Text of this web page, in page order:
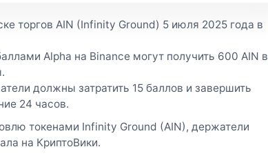
торгов AIN (Infinity Ground) 5 июля 2025 года в
Alpha на Binance могут получить 600 AIN в
должны затратить 15 баллов и завершить
24 часов.
токенами Infinity Ground (AIN), держатели
на КриптоВики.